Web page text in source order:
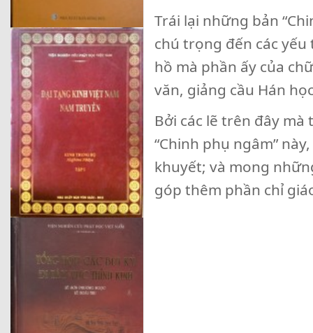
Trái lại những bản
chú trọng đến các
hồ mà phần ấy của
văn, giảng cầu Hán
Bởi các lẽ trên đây
“Chinh phụ ngâm”
khuyết; và mong
góp thêm phần chỉ